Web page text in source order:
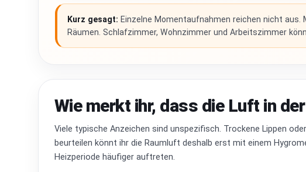
Kurz gesagt: Einzelne Momentaufnahmen reichen nicht
Räumen. Schlafzimmer, Wohnzimmer und Arbeitszimmer
Wie merkt ihr, dass die Luft in
Viele typische Anzeichen sind unspezifisch. Trockene Lippen
beurteilen könnt ihr die Raumluft deshalb erst mit einem
Heizperiode häufiger auftreten.